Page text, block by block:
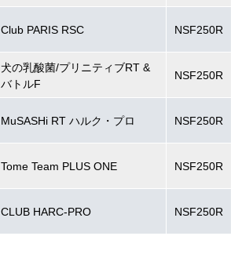
Club PARIS RSC NSF250R
犬の乳酸菌/プリニティブRT &
バトルF
NSF250R
MuSASHi RT ハルク・プロ NSF250R
Tome Team PLUS ONE NSF250R
CLUB HARC-PRO NSF250R